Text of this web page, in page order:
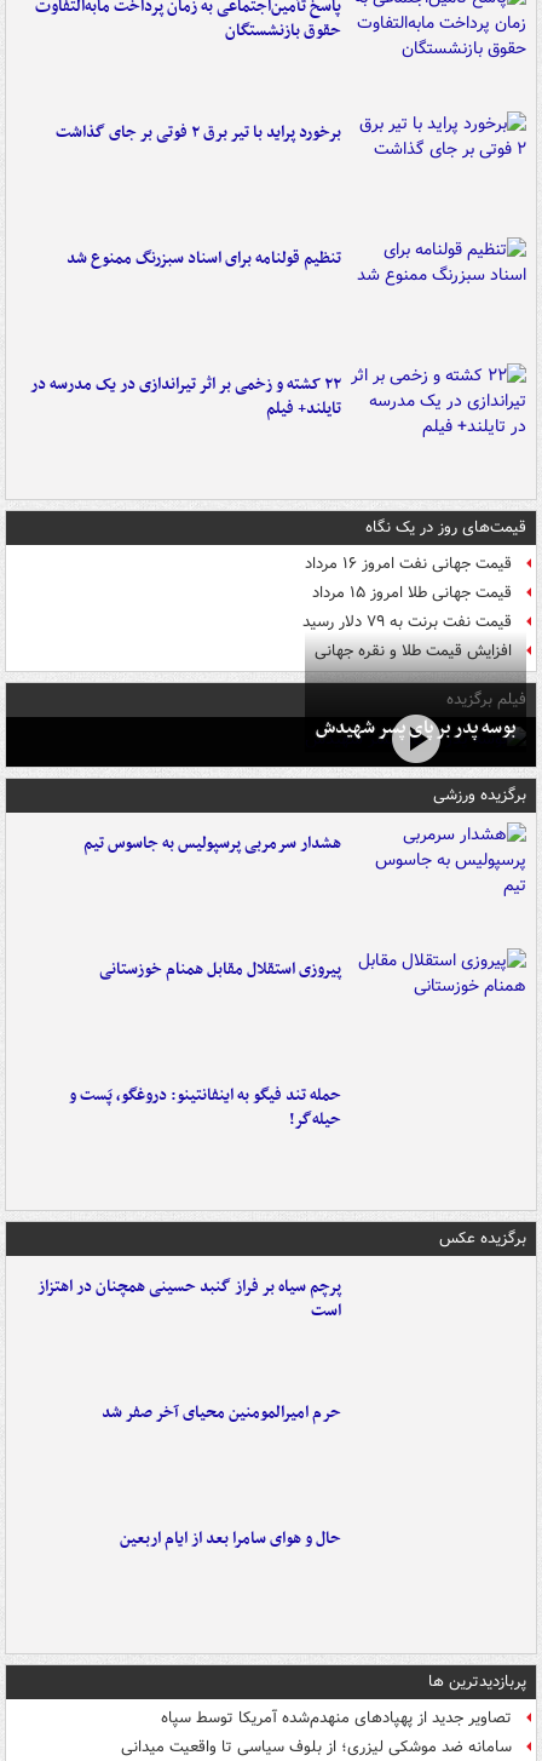
پاسخ تأمین‌اجتماعی به زمان پرداخت مابه‌التفاوت
حقوق بازنشستگان
برخورد پراید با تیر برق ۲ فوتی بر جای گذاشت
تنظیم قولنامه برای اسناد سبزرنگ ممنوع شد
۲۲ کشته و زخمی بر اثر تیراندازی در یک مدرسه در
تایلند+ فیلم
قیمت‌های روز در یک نگاه
قیمت جهانی نفت امروز ۱۶ مرداد
قیمت جهانی طلا امروز ۱۵ مرداد
قیمت نفت برنت به ۷۹ دلار رسید
افزایش قیمت طلا و نقره جهانی
فیلم برگزیده
بوسه‌ پدر بر پای پسر شهیدش
برگزیده ورزشی
هشدار سرمربی پرسپولیس به جاسوس تیم
پیروزی استقلال مقابل همنام خوزستانی
حمله تند فیگو به اینفانتینو: دروغگو، پَست‌ و
حیله‌گر!
برگزیده عکس
پرچم سیاه بر فراز گنبد حسینی همچنان در اهتزاز
است
حرم امیرالمومنین محیای آخر صفر شد
حال و هوای سامرا بعد از ایام اربعین
پربازدیدترین ها
تصاویر جدید از پهپادهای منهدم‌شده آمریکا توسط سپاه
سامانه ضد موشکی لیزری؛ از بلوف سیاسی تا واقعیت میدانی